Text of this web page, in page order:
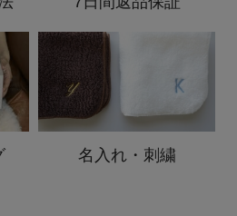
名入れ・刺繍